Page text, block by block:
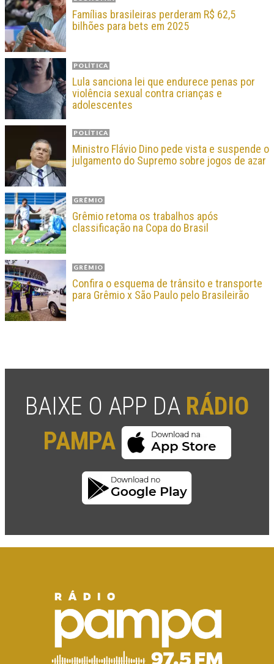
Famílias brasileiras perderam R$ 62,5
bilhões para bets em 2025
POLÍTICA
Lula sanciona lei que endurece penas por
violência sexual contra crianças e
adolescentes
POLÍTICA
Ministro Flávio Dino pede vista e suspende o
julgamento do Supremo sobre jogos de azar
GRÊMIO
Grêmio retoma os trabalhos após
classificação na Copa do Brasil
GRÊMIO
Confira o esquema de trânsito e transporte
para Grêmio x São Paulo pelo Brasileirão
BAIXE O APP DA RÁDIO
PAMPA